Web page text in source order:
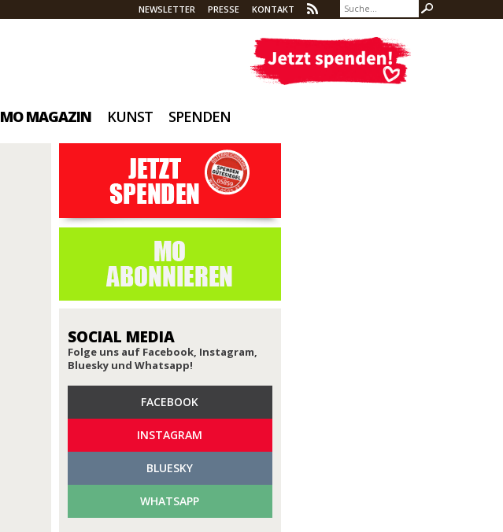
NEWSLETTER PRESSE KONTAKT
MO MAGAZIN KUNST SPENDEN
SOCIAL MEDIA
Folge uns auf Facebook, Instagram,
Bluesky und Whatsapp!
FACEBOOK
INSTAGRAM
BLUESKY
WHATSAPP